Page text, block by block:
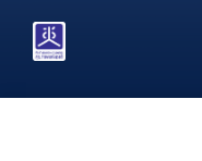
content
main
footer